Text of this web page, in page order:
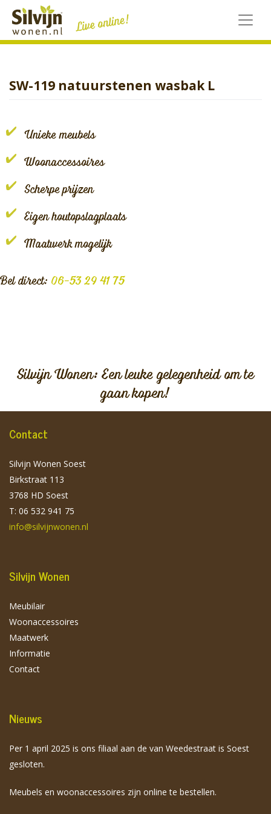
Skip
content
SW-119 natuurstenen wasbak L
Unieke meubels
Woonaccessoires
Scherpe prijzen
Eigen houtopslagplaats
Maatwerk mogelijk
Bel direct: 06-53 29 41 75
Silvijn Wonen: Een leuke gelegenheid om te
gaan kopen!
Contact
Silvijn Wonen Soest
Birkstraat 113
3768 HD Soest
T: 06 532 941 75
info@silvijnwonen.nl
Silvijn Wonen
Meubilair
Woonaccessoires
Maatwerk
Informatie
Contact
Nieuws
Per 1 april 2025 is ons filiaal aan de van Weedestraat is Soest
gesloten.
Meubels en woonaccessoires zijn online te bestellen.